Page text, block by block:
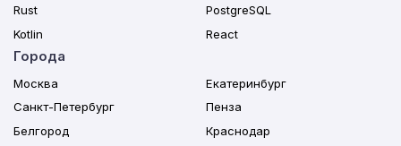
Rust
Kotlin
PostgreSQL
React
Города
Москва
Санкт-Петербург
Белгород
Екатеринбург
Пенза
Краснодар